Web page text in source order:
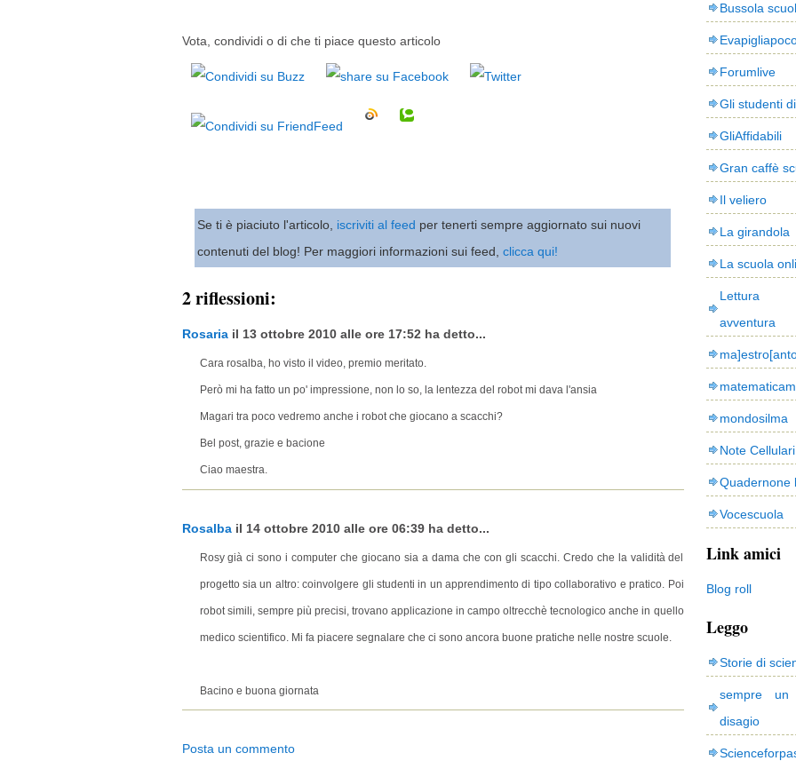
Vota, condividi o di che ti piace questo articolo
Se ti è piaciuto l'articolo, iscriviti al feed per tenerti sempre aggiornato sui nuovi
contenuti del blog! Per maggiori informazioni sui feed, clicca qui!
2 riflessioni:
Rosariail 13 ottobre 2010 alle ore 17:52 ha detto...
Cara rosalba, ho visto il video, premio meritato.
Però mi ha fatto un po' impressione, non lo so, la lentezza del robot mi dava l'ansia
Magari tra poco vedremo anche i robot che giocano a scacchi?
Bel post, grazie e bacione
Ciao maestra.
Rosalbail 14 ottobre 2010 alle ore 06:39 ha detto...
Rosy già ci sono i computer che giocano sia a dama che con gli scacchi. Credo che la validità del
progetto sia un altro: coinvolgere gli studenti in un apprendimento di tipo collaborativo e pratico. Poi
robot simili, sempre più precisi, trovano applicazione in campo oltrecchè tecnologico anche in quello
medico scientifico. Mi fa piacere segnalare che ci sono ancora buone pratiche nelle nostre scuole.
Bacino e buona giornata
Posta un commento
Bussola
Forumlive
Gli studenti
GliAffidabili
Gran caffè
Il veliero
La girandola
La scuola
avventura
mondosilma
Note Cellulari
Quadernone
Vocescuola
Link amici
Blog roll
Leggo
Storie di
sempre
disagio